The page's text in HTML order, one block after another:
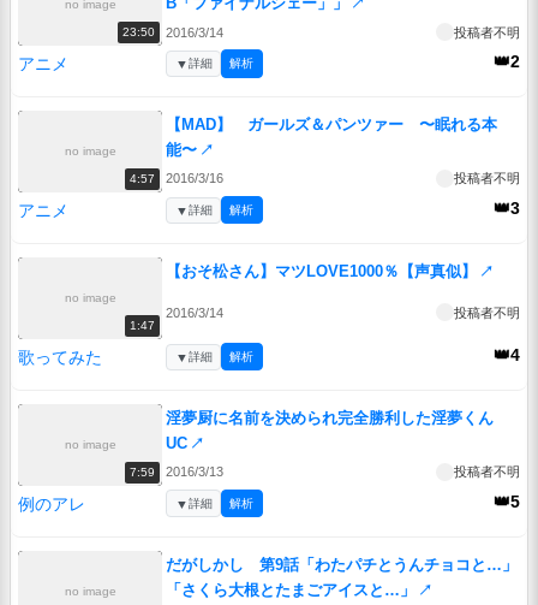
no image
23:50
↗
2016/3/14 投稿者不明
アニメ 👑2
▼詳細 解析
no image
4:57
【MAD】 ガールズ＆パンツァー 〜眠れる本
能〜 ↗
2016/3/16 投稿者不明
アニメ 👑3
▼詳細 解析
no image
1:47
【おそ松さん】マツLOVE1000％【声真似】 ↗
2016/3/14 投稿者不明
歌ってみた 👑4
▼詳細 解析
no image
7:59
淫夢厨に名前を決められ完全勝利した淫夢くん
UC ↗
2016/3/13 投稿者不明
例のアレ 👑5
▼詳細 解析
no image
だがしかし 第9話「わたパチとうんチョコと…」
「さくら大根とたまごアイスと…」
↗